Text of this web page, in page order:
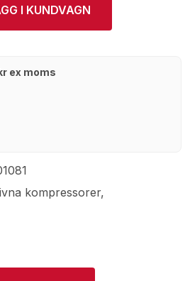
I KUNDVAGN
ex moms
kompressorer